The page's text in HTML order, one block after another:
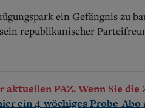
ein Gefängnis zu
republikanischer
PAZ. Wenn Sie die
ein 4-wöchiges Probe-Abo